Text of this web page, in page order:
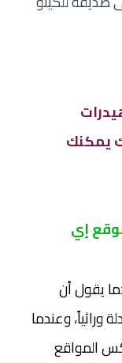
يمكنك
إي
يقول أن
وراثياً، وعندما
المواقع